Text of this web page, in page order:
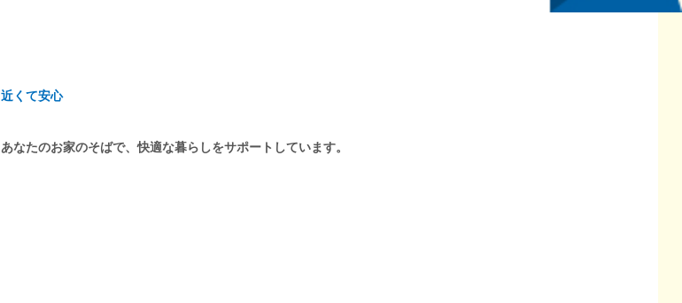
近くて安心
あなたのお家のそばで、快適な暮らしをサポートしています。